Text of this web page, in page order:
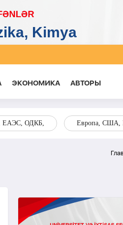
ЭКОНОМИКА AВТОРЫ
ЕАЭС, ОДКБ, Европа, США,